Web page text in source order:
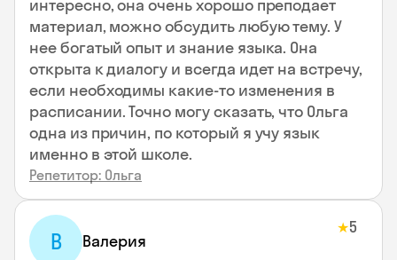
интересно, она очень хорошо преподает
материал, можно обсудить любую тему. У
нее богатый опыт и знание языка. Она
открыта к диалогу и всегда идет на встречу,
если необходимы какие-то изменения в
расписании. Точно могу сказать, что Ольга
одна из причин, по который я учу язык
именно в этой школе.
Репетитор: Ольга
В Валерия
★5